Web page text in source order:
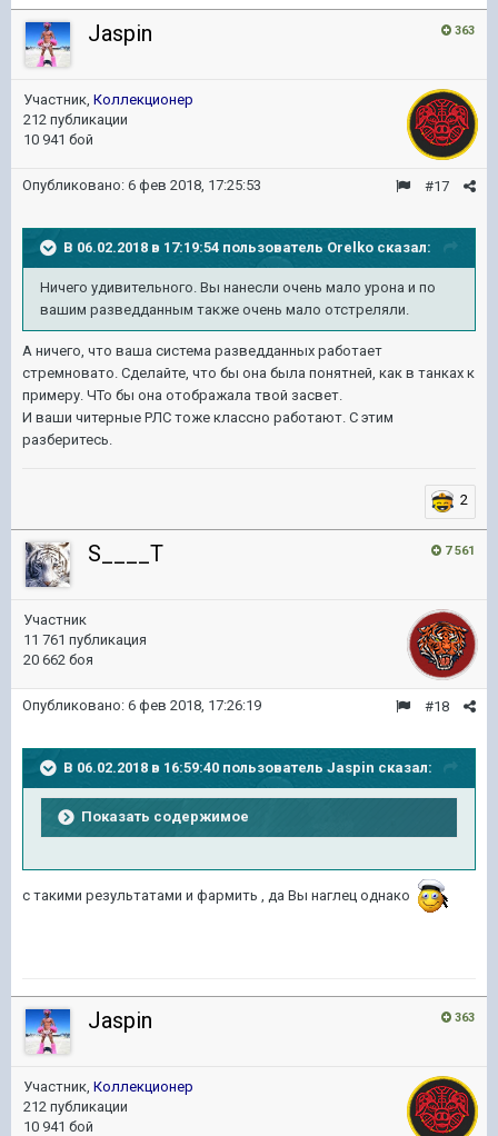
363
Jaspin
Участник, Коллекционер
212 публикации
10 941 бой
#17
Опубликовано: 6 фев 2018, 17:25:53
В 06.02.2018 в 17:19:54 пользователь Orelko сказал:
Ничего удивительного. Вы нанесли очень мало урона и по
вашим разведданным также очень мало отстреляли.
А ничего, что ваша система разведданных работает
стремновато. Сделайте, что бы она была понятней, как в танках к
примеру. ЧТо бы она отображала твой засвет.
И ваши читерные РЛС тоже классно работают. С этим
разберитесь.
2
7 561
S____T
Участник
11 761 публикация
20 662 боя
#18
Опубликовано: 6 фев 2018, 17:26:19
В 06.02.2018 в 16:59:40 пользователь Jaspin сказал:
Показать содержимое
с такими результатами и фармить , да Вы наглец однако
363
Jaspin
Участник, Коллекционер
212 публикации
10 941 бой